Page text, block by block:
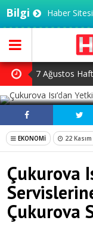
Bilgi Haber Sitesi
7 Ağustos
Mürsel Ferhat
Programına
Dijitalleşme
İnsanlar Saç
Kilo Vermek
Değil!
EKONOMİ 22
Çukurova
Çukurova